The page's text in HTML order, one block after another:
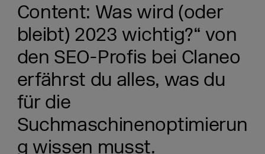
Content: Was wird (oder
bleibt) 2023 wichtig?“ von
den SEO-Profis bei Claneo
erfährst du alles, was du
für die
Suchmaschinenoptimierun
g wissen musst.